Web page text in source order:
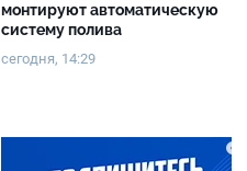
монтируют автоматическую
систему полива
сегодня, 14:29